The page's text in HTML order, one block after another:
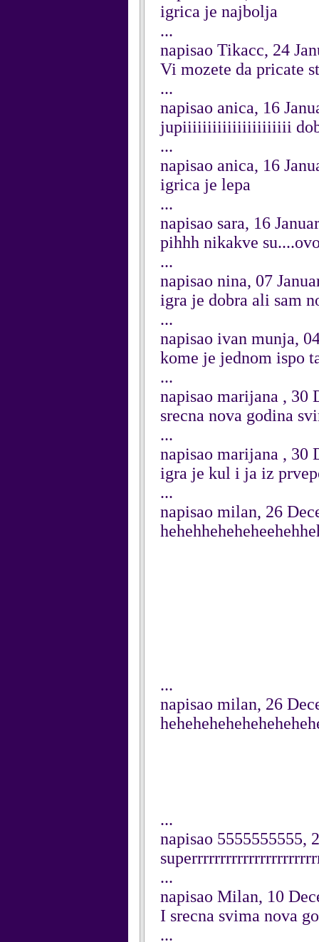
igrica je najbolja
...
napisao Tikacc, 24
Vi mozete da pricate
...
napisao anica, 16
jupiiiiiiiiiiiiiiiiiiiiii
...
napisao anica, 16
igrica je lepa
...
napisao sara, 16
pihhh nikakve
...
napisao nina, 07
igra je dobra ali sam
...
napisao ivan munja,
kome je jednom ispo
...
napisao marijana , 30
srecna nova godina
...
napisao marijana , 30
igra je kul i ja iz
...
napisao milan, 26
...
napisao milan, 26
...
napisao 5555555555,
...
napisao Milan, 10
I srecna svima nova
...